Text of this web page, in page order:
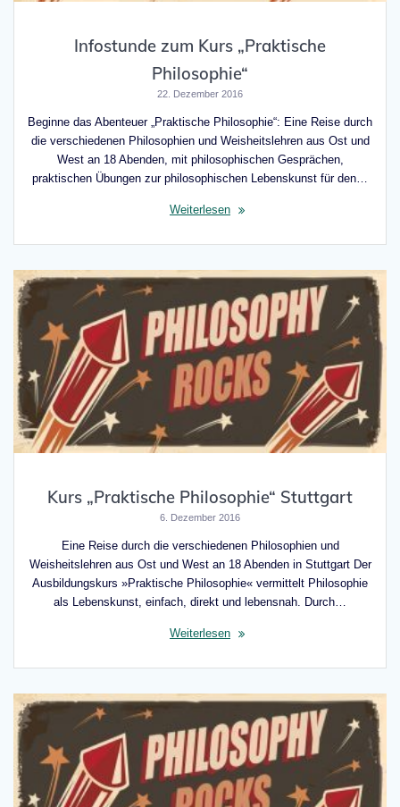
Infostunde zum Kurs „Praktische
Philosophie“
22. Dezember 2016
Beginne das Abenteuer „Praktische Philosophie“: Eine Reise durch
die verschiedenen Philosophien und Weisheitslehren aus Ost und
West an 18 Abenden, mit philosophischen Gesprächen,
praktischen Übungen zur philosophischen Lebenskunst für den…
Weiterlesen
Kurs „Praktische Philosophie“ Stuttgart
6. Dezember 2016
Eine Reise durch die verschiedenen Philosophien und
Weisheitslehren aus Ost und West an 18 Abenden in Stuttgart Der
Ausbildungskurs »Praktische Philosophie« vermittelt Philosophie
als Lebenskunst, einfach, direkt und lebensnah. Durch…
Weiterlesen